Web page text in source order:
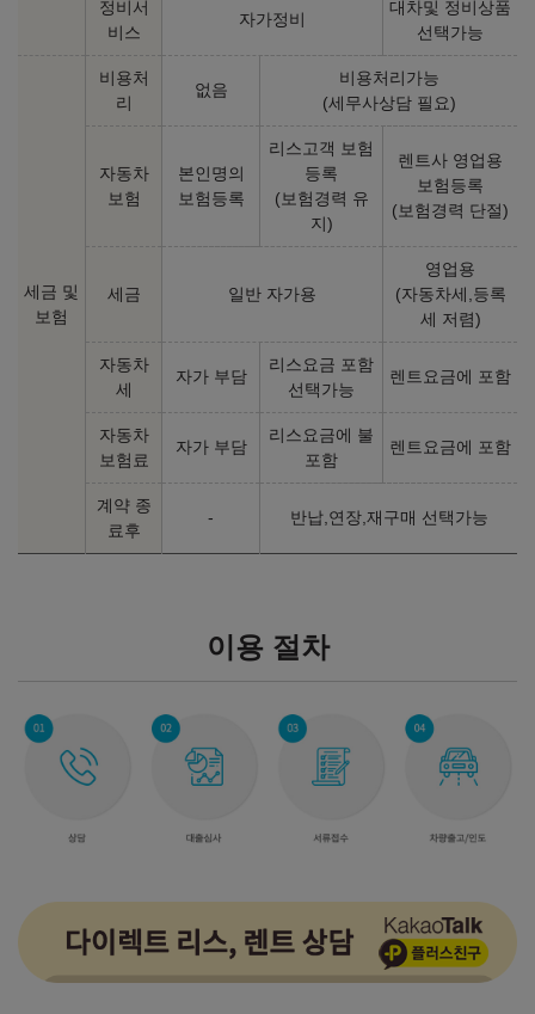
정비서
비스
자가정비
대차및 정비상품
선택가능
세금 및
보험
비용처
리
없음
비용처리가능
(세무사상담 필요)
자동차
보험
본인명의
보험등록
리스고객 보험
등록
(보험경력 유
지)
렌트사 영업용
보험등록
(보험경력 단절)
세금 일반 자가용
영업용
(자동차세,등록
세 저렴)
자동차
세
자가 부담
리스요금 포함
선택가능
렌트요금에 포함
자동차
보험료
자가 부담
리스요금에 불
포함
렌트요금에 포함
계약 종
료후
- 반납,연장,재구매 선택가능
이용 절차